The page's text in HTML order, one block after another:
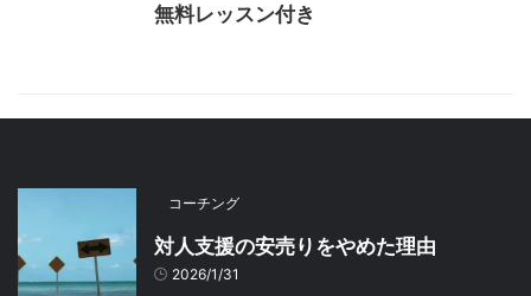
無料レッスン付き
コーチング
対人支援の安売りをやめた理由
2026/1/31